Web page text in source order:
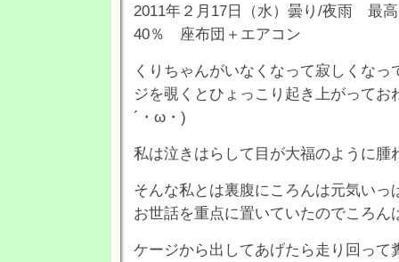
2011年２月17日（水）曇り/夜雨
40％ 座布団＋エアコン
くりちゃんがいなくなって寂しくな
ジを覗くとひょっこり起き上がってお
´・ω・)
私は泣きはらして目が大福のように腫
そんな私とは裏腹にころんは元気いっ
お世話を重点に置いていたのでころん
ケージから出してあげたら走り回って